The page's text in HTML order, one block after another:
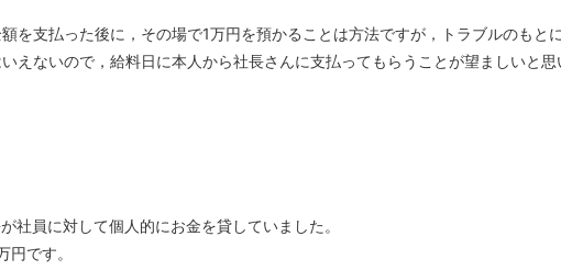
を支払った後に，その場で1万円を預かることは方法ですが，トラブルのもと
えないので，給料日に本人から社長さんに支払ってもらうことが望ましいと思
社員に対して個人的にお金を貸していました。
円です。